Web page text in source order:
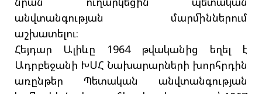
անվտանգության մարմիններում
աշխատելու։
Հեյդար Ալիևը 1964 թվականից եղել է
Ադրբեջանի ԽՍՀ Նախարարների խորհրդին
առընթեր Պետական անվտանգության